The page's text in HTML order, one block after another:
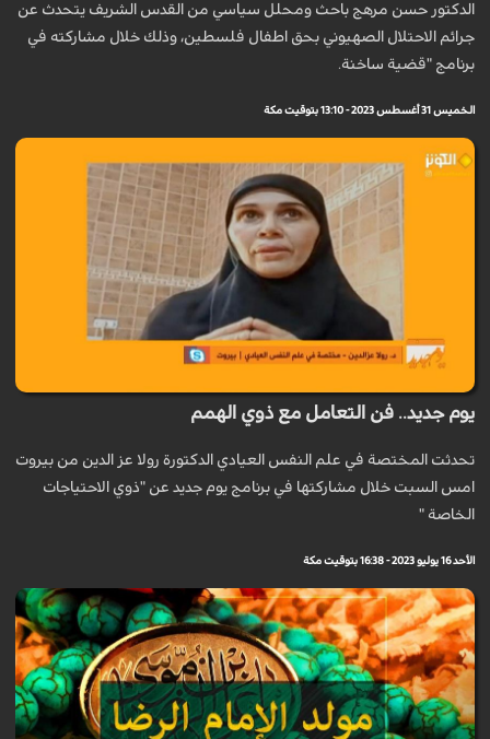
الدكتور حسن مرهج باحث ومحلل سياسي من القدس الشريف يتحدث عن
جرائم الاحتلال الصهيوني بحق اطفال فلسطين، وذلك خلال مشاركته في
برنامج "قضية ساخنة.
الخميس 31 أغسطس 2023 - 13:10 بتوقيت مكة
يوم جديد.. فن التعامل مع ذوي الهمم
تحدثت المختصة في علم النفس العيادي الدكتورة رولا عز الدين من بيروت
امس السبت خلال مشاركتها في برنامج يوم جديد عن "ذوي الاحتياجات
الخاصة "
الأحد 16 يوليو 2023 - 16:38 بتوقيت مكة